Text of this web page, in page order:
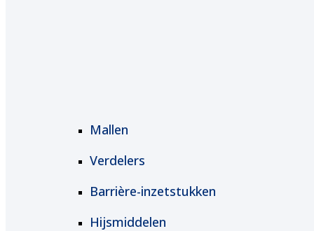
Mallen
Verdelers
Barrière-inzetstukken
Hijsmiddelen